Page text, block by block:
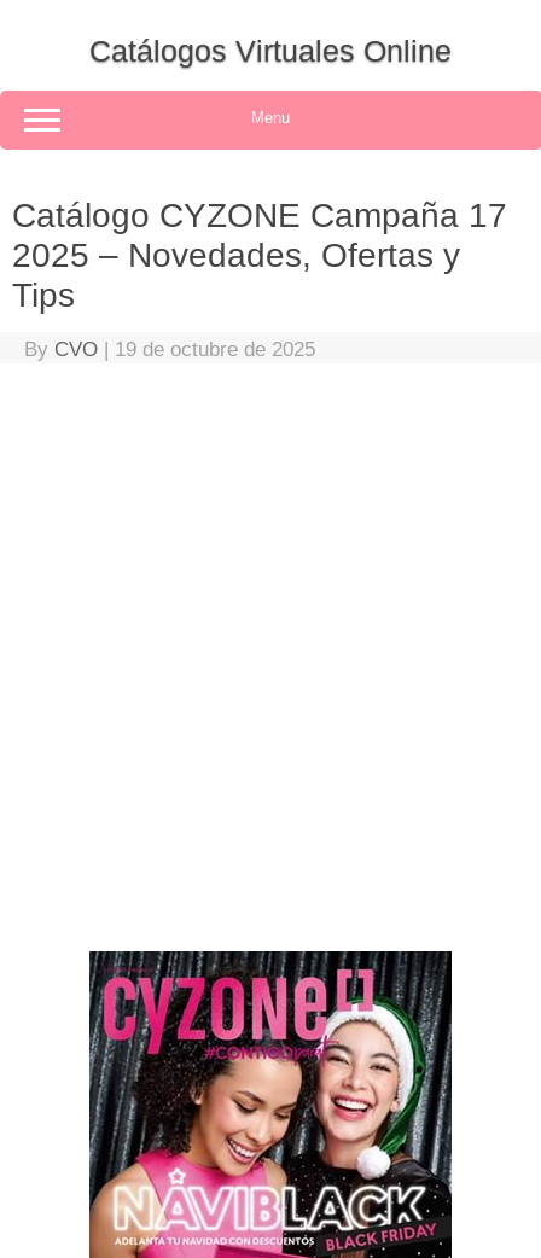
Catálogos Virtuales Online
Menu
Catálogo CYZONE Campaña 17
2025 – Novedades, Ofertas y
Tips
By CVO | 19 de octubre de 2025